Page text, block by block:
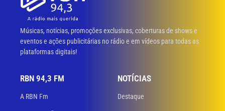
Músicas, notícias, promoções exclusivas, coberturas de shows e
eventos e ações publicitárias no rádio e em vídeos para todas as
plataformas digitais!
RBN 94,3 FM
A RBN Fm
NOTÍCIAS
Destaque